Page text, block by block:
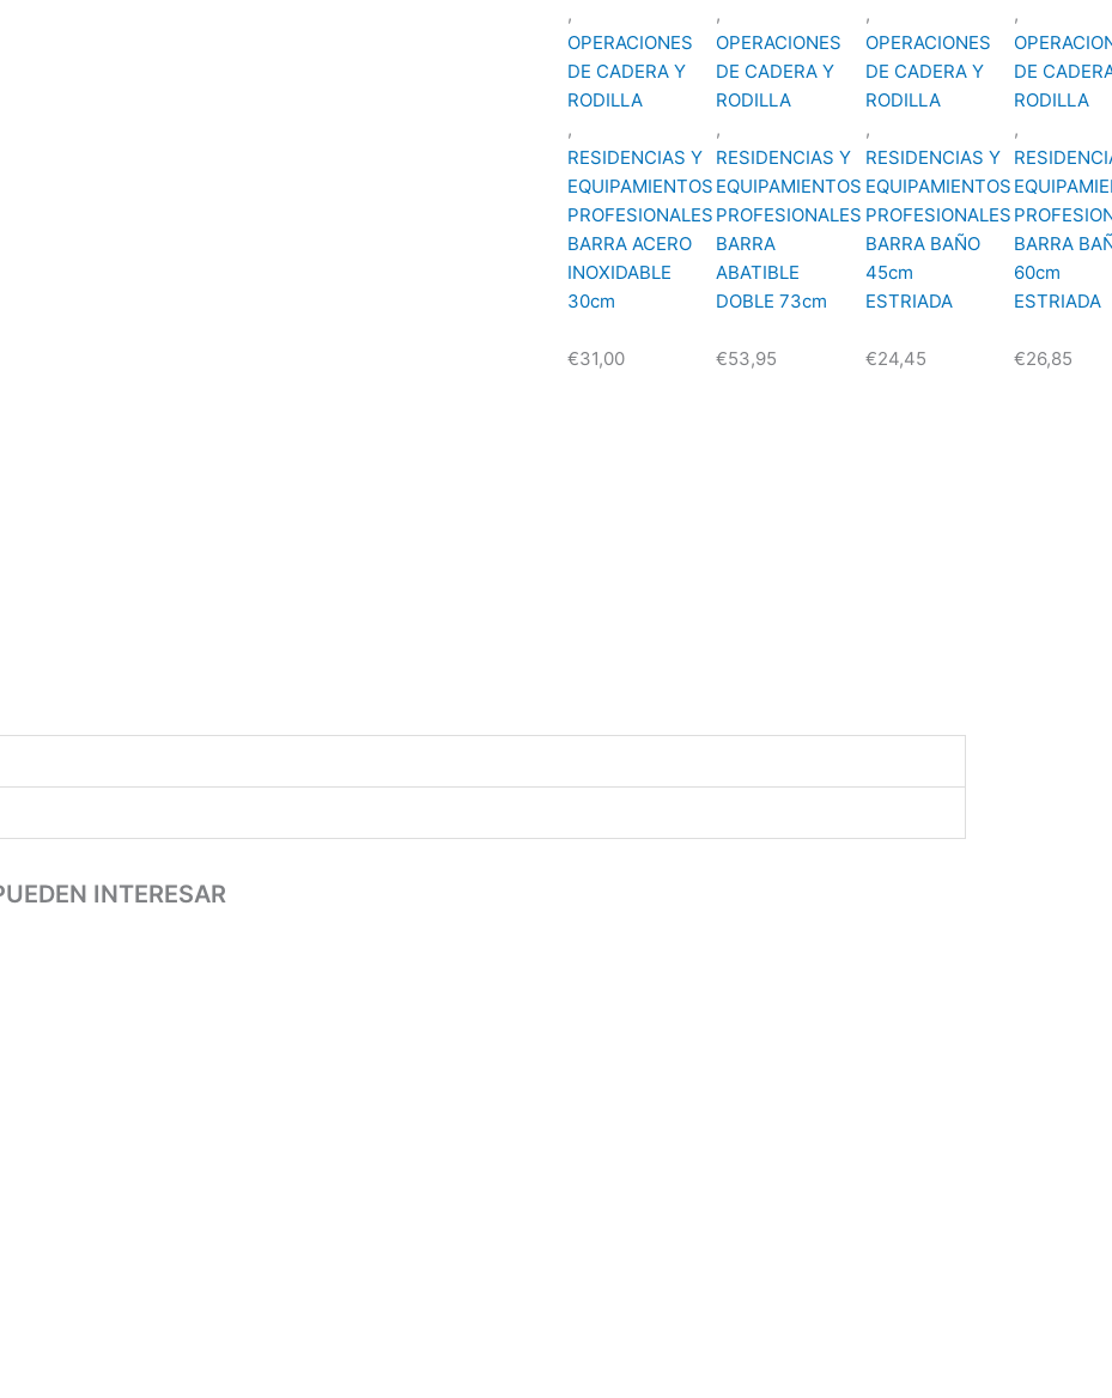
,
OPERACIONES
DE CADERA Y
RODILLA
,
RESIDENCIAS Y
EQUIPAMIENTOS
PROFESIONALES
BARRA ACERO
INOXIDABLE
30cm
€31,00
,
OPERACIONES
DE CADERA Y
RODILLA
,
RESIDENCIAS Y
EQUIPAMIENTOS
PROFESIONALES
BARRA
ABATIBLE
DOBLE 73cm
€53,95
,
OPERACIONES
DE CADERA Y
RODILLA
,
RESIDENCIAS Y
EQUIPAMIENTOS
PROFESIONALES
BARRA BAÑO
45cm
ESTRIADA
€24,45
,
DE
RODILLA
,
BARRA
60cm
ESTRIADA
€26,85
INTERESAR